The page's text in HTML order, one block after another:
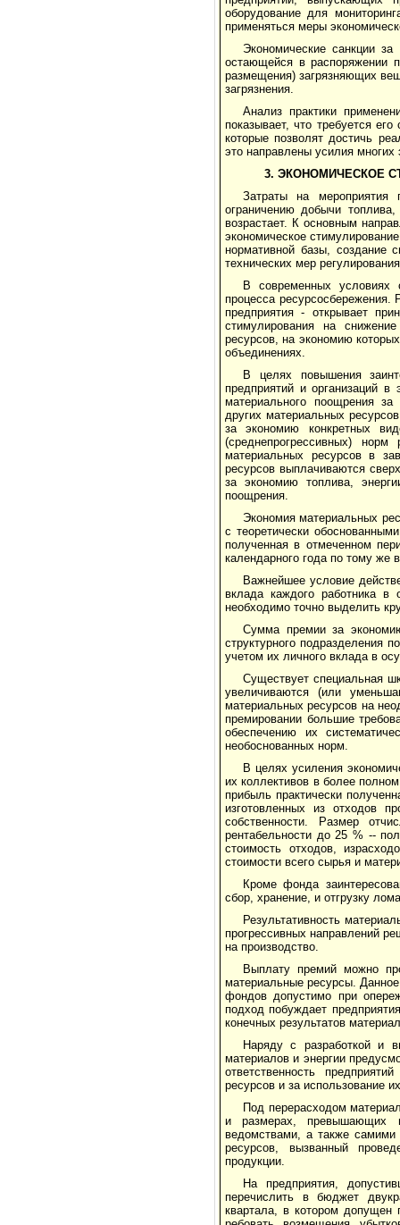
оборудование для
применяться меры
Экономические санкции
остающейся в распоряжении
размещения) загрязняющих
загрязнения.
Анализ практики
показывает, что требуется
которые позволят достичь
это направлены усилия многих
3. ЭКОНОМИЧЕСКОЕ
Затраты на мероприятия
ограничению до­бычи
возрастает. К основным
экономическое
нормативной базы, создание
технических мер
В современных условиях
процесса ресурсосбережения.
предприятия - отк­рывает
стимулирования на
ресурсов, на экономию
объ­единениях.
В целях повышения
предприятий и орга­низаций
материального поощрения за
других материальных
за экономию конкретных
(среднепрогрессивных)
материальных ресурсов в
ресурсов вып­лачиваются
за экономию топлива,
поощрения.
Экономия материальных
с теорети­чески
полученная в отмеченном
календарного года по тому же
Важнейшее условие
вклада каждо­го работника в
необходимо точно выделить
Сумма премии за
структурного подразделения
учетом их личного вклада в
Существует специальная
увеличиваются (или
материальных ресурсов на
премировании большие
обеспече­нию их
необоснованных норм.
В целях усиления
их коллективов в более
прибыль практически
изготовленных из отходов
собственности. Размер
рентабельности до 25 % --
стоимость отходов,
стоимости всего сырья и
Кроме фонда
сбор, хранение, и отгрузку
Результативность
прогрессивных направлений
на производство.
Выплату премий можно
материальные ресурсы.
фондов допустимо при
подход побуждает
конеч­ных результатов
Наряду с разработкой и
материалов и энергии
ответственность
ресурсов и за использование
Под перерасходом
и размерах, превышающих
ведомствами, а также самими
ресурсов, вызванный
продукции.
На предприятия,
перечислить в бюд­жет
квартала, в котором